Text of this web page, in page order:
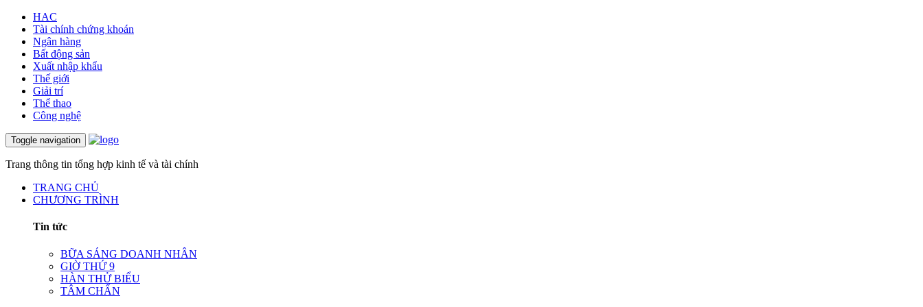
HAC
Tài chính chứng khoán
Ngân hàng
Bất động sản
Xuất nhập khẩu
Thế giới
Giải trí
Thể thao
Công nghệ
Toggle navigation
Trang thông tin tổng hợp kinh tế và tài chính
TRANG CHỦ
CHƯƠNG TRÌNH
Tin tức
BỮA SÁNG DOANH NHÂN
GIỜ THỨ 9
HÀN THỬ BIỂU
TÂM CHẤN